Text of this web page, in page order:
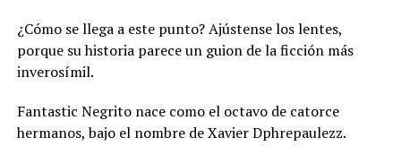
¿Cómo se llega a este punto? Ajústense los lentes,
porque su historia parece un guion de la ficción más
inverosímil.
Fantastic Negrito nace como el octavo de catorce
hermanos, bajo el nombre de Xavier Dphrepaulezz.